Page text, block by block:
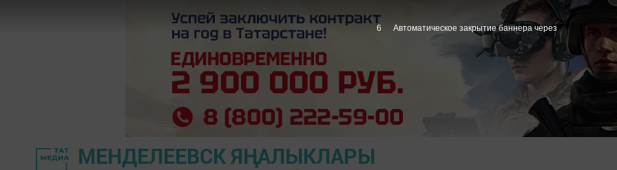
МЕНДЕЛЕЕВСК ЯҢАЛЫКЛАРЫ
5 Автоматическое закрытие баннера через